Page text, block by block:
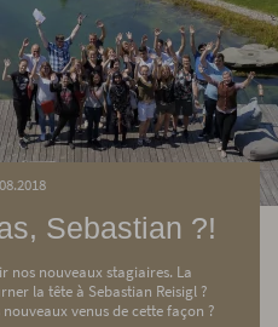
Sebastian ?!
nos nouveaux stagiaires. La
la tête à Sebastian Reisigl ?
venus de cette façon ?